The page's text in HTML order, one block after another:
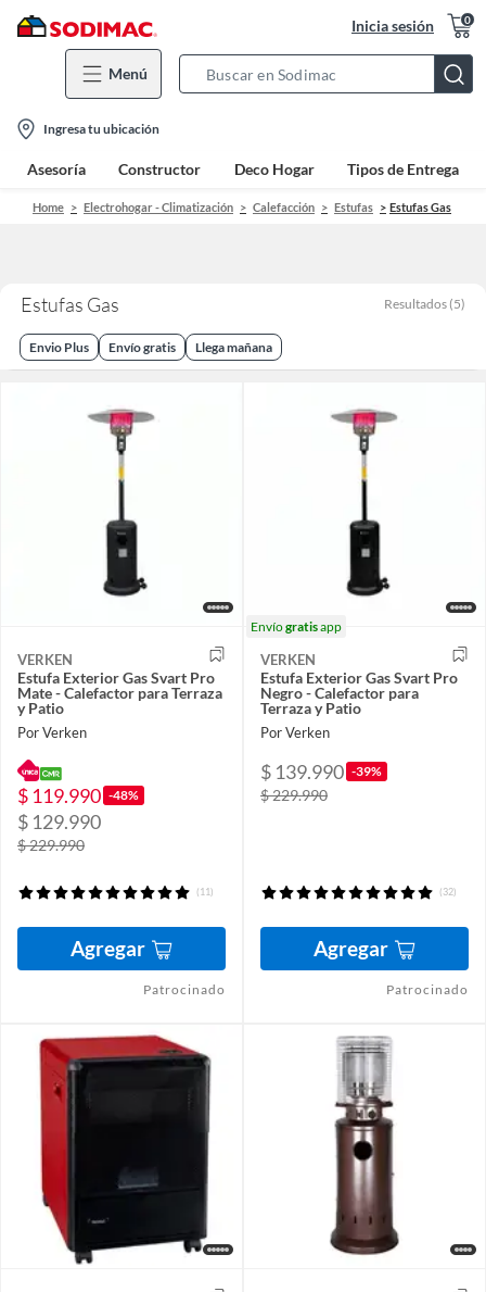
Inicia sesión 0
Menú
Bar
location-
icon
Ingresa tu ubicación
Asesoría Constructor Deco Hogar Tipos de Entrega
Home Electrohogar - Climatización Calefacción Estufas Estufas Gas
Estufas Gas Resultados (5)
Envio Plus Envío gratis Llega mañana
VERKEN
Estufa Exterior Gas Svart Pro
Mate - Calefactor para Terraza
y Patio
Por Verken
$ 119.990 -48%
$ 129.990
$ 229.990
(11)
Agregar
Patrocinado
Envíogratisapp
VERKEN
Estufa Exterior Gas Svart Pro
Negro - Calefactor para
Terraza y Patio
Por Verken
$ 139.990 -39%
$ 229.990
(32)
Agregar
Patrocinado